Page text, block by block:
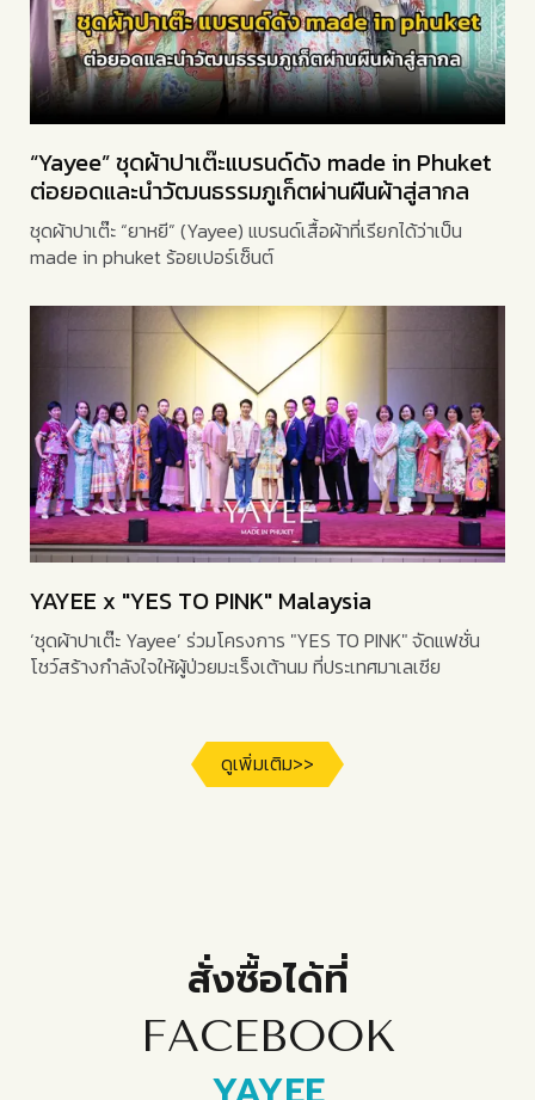
“Yayee” ชุดผ้าปาเต๊ะแบรนด์ดัง made in Phuket
ต่อยอดและนำวัฒนธรรมภูเก็ตผ่านผืนผ้าสู่สากล
ชุดผ้าปาเต๊ะ “ยาหยี” (Yayee) แบรนด์เสื้อผ้าที่เรียกได้ว่าเป็น
made in phuket ร้อยเปอร์เซ็นต์
YAYEE x "YES TO PINK" Malaysia
‘ชุดผ้าปาเต๊ะ Yayee’ ร่วมโครงการ "YES TO PINK" จัดแฟชั่น
โชว์สร้างกำลังใจให้ผู้ป่วยมะเร็งเต้านม ที่ประเทศมาเลเซีย
ดูเพิ่มเติม>>
สั่งซื้อได้ที่
FACEBOOK